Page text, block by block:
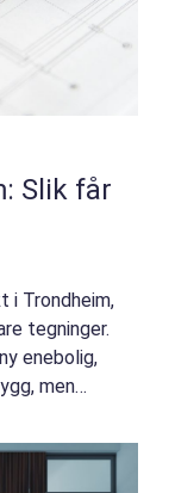
Slik får
i Trondheim,
tegninger.
enebolig,
men